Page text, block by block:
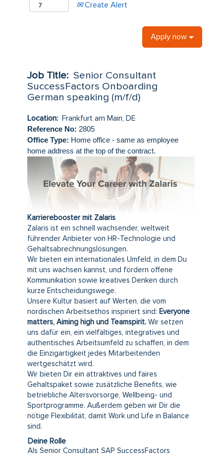
Create Alert
Apply now
Job Title: Senior Consultant
SuccessFactors Onboarding
German speaking (m/f/d)
Location: Frankfurt am Main, DE
Reference No: 2805
Office Type: Home office - same as employee
home address at the top of the contract.
Karrierebooster mit Zalaris
Zalaris ist ein schnell wachsender, weltweit
führender Anbieter von HR-Technologie und
Gehaltsabrechnungslösungen.
Wir bieten ein internationales Umfeld, in dem Du
mit uns wachsen kannst, und fördern offene
Kommunikation sowie kreatives Denken durch
kurze Entscheidungswege.
Unsere Kultur basiert auf Werten, die vom
nordischen Arbeitsethos inspiriert sind: Everyone
matters, Aiming high und Teamspirit. Wir setzen
uns dafür ein, ein vielfältiges, integratives und
authentisches Arbeitsumfeld zu schaffen, in dem
die Einzigartigkeit jedes Mitarbeitenden
wertgeschätzt wird.
Wir bieten Dir ein attraktives und faires
Gehaltspaket sowie zusätzliche Benefits, wie
betriebliche Altersvorsorge, Wellbeing- und
Sportprogramme. Außerdem geben wir Dir die
nötige Flexibilität, damit Work und Life in Balance
sind.
Deine Rolle
Als Senior Consultant SAP SuccessFactors